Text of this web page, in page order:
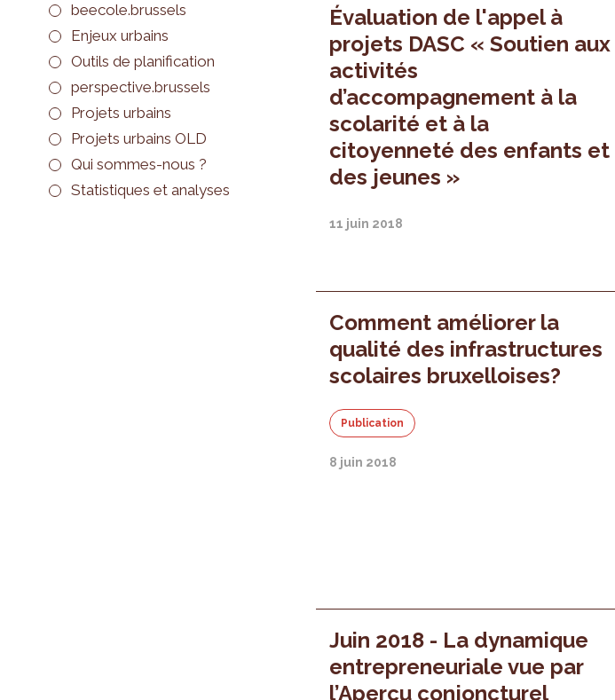
beecole.brussels
Enjeux urbains
Outils de planification
perspective.brussels
Projets urbains
Projets urbains OLD
Qui sommes-nous ?
Statistiques et analyses
Évaluation de l'appel à
projets DASC « Soutien aux
activités
d’accompagnement à la
scolarité et à la
citoyenneté des enfants et
des jeunes »
11 juin 2018
Comment améliorer la
qualité des infrastructures
scolaires bruxelloises?
Publication
8 juin 2018
Juin 2018 - La dynamique
entrepreneuriale vue par
l’Aperçu conjoncturel